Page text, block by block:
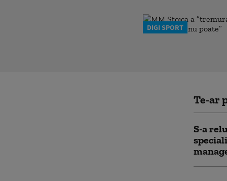
DIGI SPORT
Te-ar
S-a